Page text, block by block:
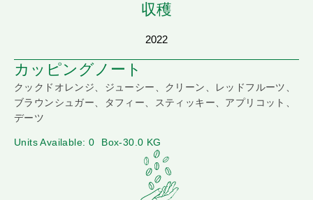
収穫
2022
カッピングノート
クックドオレンジ、ジューシー、クリーン、レッドフルーツ、
ブラウンシュガー、タフィー、スティッキー、アプリコット、
デーツ
Units Available: 0 Box-30.0 KG